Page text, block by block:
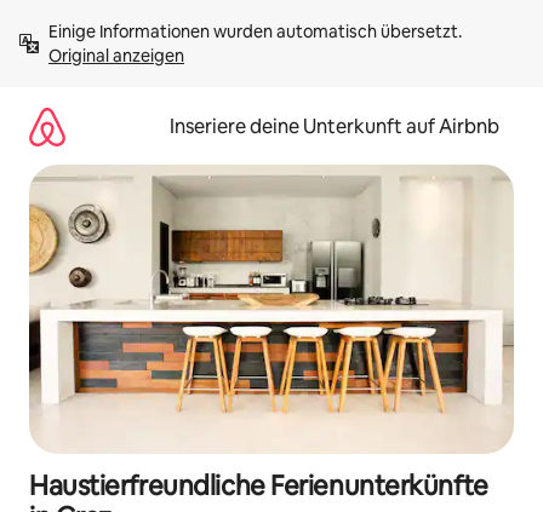
Inhalten
springenOriginal anzeigen
Inseriere deine Unterkunft auf Airbnb
Haustierfreundliche Ferienunterkünfte